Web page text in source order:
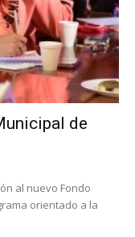
de
al nuevo Fondo
orientado a la